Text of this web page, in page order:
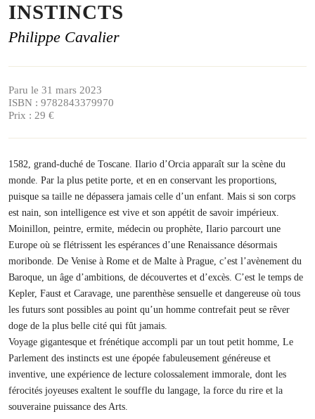
INSTINCTS
Philippe Cavalier
Paru le 31 mars 2023
ISBN : 9782843379970
Prix : 29 €
1582, grand-duché de Toscane. Ilario d’Orcia apparaît sur la scène du
monde. Par la plus petite porte, et en en conservant les proportions,
puisque sa taille ne dépassera jamais celle d’un enfant. Mais si son corps
est nain, son intelligence est vive et son appétit de savoir impérieux.
Moinillon, peintre, ermite, médecin ou prophète, Ilario parcourt une
Europe où se flétrissent les espérances d’une Renaissance désormais
moribonde. De Venise à Rome et de Malte à Prague, c’est l’avènement du
Baroque, un âge d’ambitions, de découvertes et d’excès. C’est le temps de
Kepler, Faust et Caravage, une parenthèse sensuelle et dangereuse où tous
les futurs sont possibles au point qu’un homme contrefait peut se rêver
doge de la plus belle cité qui fût jamais.
Voyage gigantesque et frénétique accompli par un tout petit homme, Le
Parlement des instincts est une épopée fabuleusement généreuse et
inventive, une expérience de lecture colossalement immorale, dont les
férocités joyeuses exaltent le souffle du langage, la force du rire et la
souveraine puissance des Arts.